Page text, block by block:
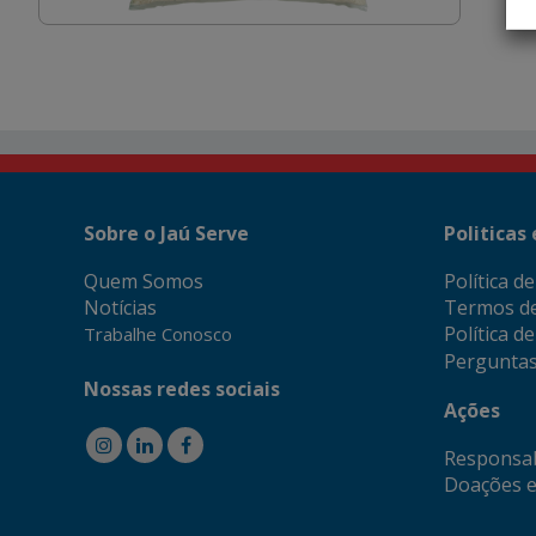
Sobre o Jaú Serve
Quem Somos
Notícias
Trabalhe Conosco
Nossas redes sociais
Politicas
Política
Termos
Política
Ações
Doações